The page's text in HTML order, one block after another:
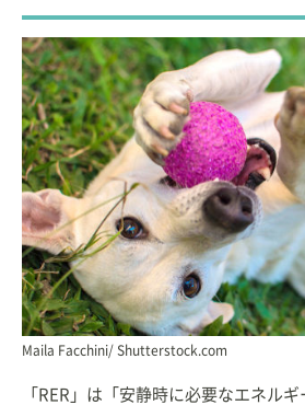
Maila Facchini/ Shutterstock.com
「RER」は「安静時に必要なエネル